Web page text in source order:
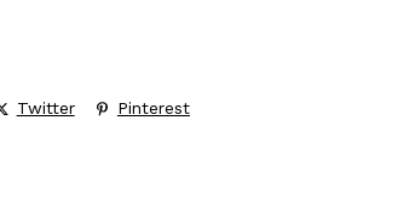
Twitter Pinterest